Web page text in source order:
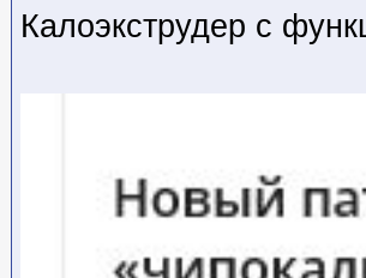
Калоэкструдер с